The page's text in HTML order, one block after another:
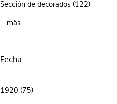
Sección de decorados (122)
... más
Fecha
1920 (75)